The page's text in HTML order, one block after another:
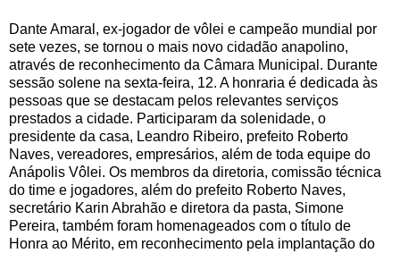
Dante Amaral, ex-jogador de vôlei e campeão mundial por
sete vezes, se tornou o mais novo cidadão anapolino,
através de reconhecimento da Câmara Municipal. Durante
sessão solene na sexta-feira, 12. A honraria é dedicada às
pessoas que se destacam pelos relevantes serviços
prestados a cidade. Participaram da solenidade, o
presidente da casa, Leandro Ribeiro, prefeito Roberto
Naves, vereadores, empresários, além de toda equipe do
Anápolis Vôlei. Os membros da diretoria, comissão técnica
do time e jogadores, além do prefeito Roberto Naves,
secretário Karin Abrahão e diretora da pasta, Simone
Pereira, também foram homenageados com o título de
Honra ao Mérito, em reconhecimento pela implantação do